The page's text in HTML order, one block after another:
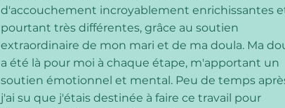
d'accouchement incroyablement enrichissantes
pourtant très différentes, grâce au soutien
extraordinaire de mon mari et de ma doula. Ma
a été là pour moi à chaque étape, m'apportant un
soutien émotionnel et mental. Peu de temps
j'ai su que j'étais destinée à faire ce travail pour